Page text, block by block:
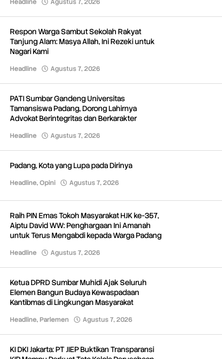
Headline Agustus 7, 2026
Respon Warga Sambut Sekolah Rakyat
Tanjung Alam: Masya Allah, Ini Rezeki untuk
Nagari Kami
Headline Agustus 7, 2026
PATI Sumbar Gandeng Universitas
Tamansiswa Padang, Dorong Lahirnya
Advokat Berintegritas dan Berkarakter
Headline Agustus 7, 2026
Padang, Kota yang Lupa pada Dirinya
Headline,Opini Agustus 7, 2026
Raih PIN Emas Tokoh Masyarakat HJK ke-357,
Aiptu David WW: Penghargaan Ini Amanah
untuk Terus Mengabdi kepada Warga Padang
Headline Agustus 7, 2026
Ketua DPRD Sumbar Muhidi Ajak Seluruh
Elemen Bangun Budaya Kewaspadaan
Kantibmas di Lingkungan Masyarakat
Headline,Parlemen Agustus 7, 2026
KI DKI Jakarta: PT JIEP Buktikan Transparansi